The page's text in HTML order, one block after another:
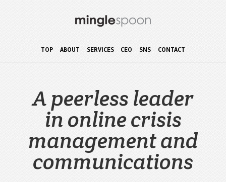
TOP ABOUT SERVICES CEO SNS CONTACT
A peerless leader
in online crisis
management and
communications